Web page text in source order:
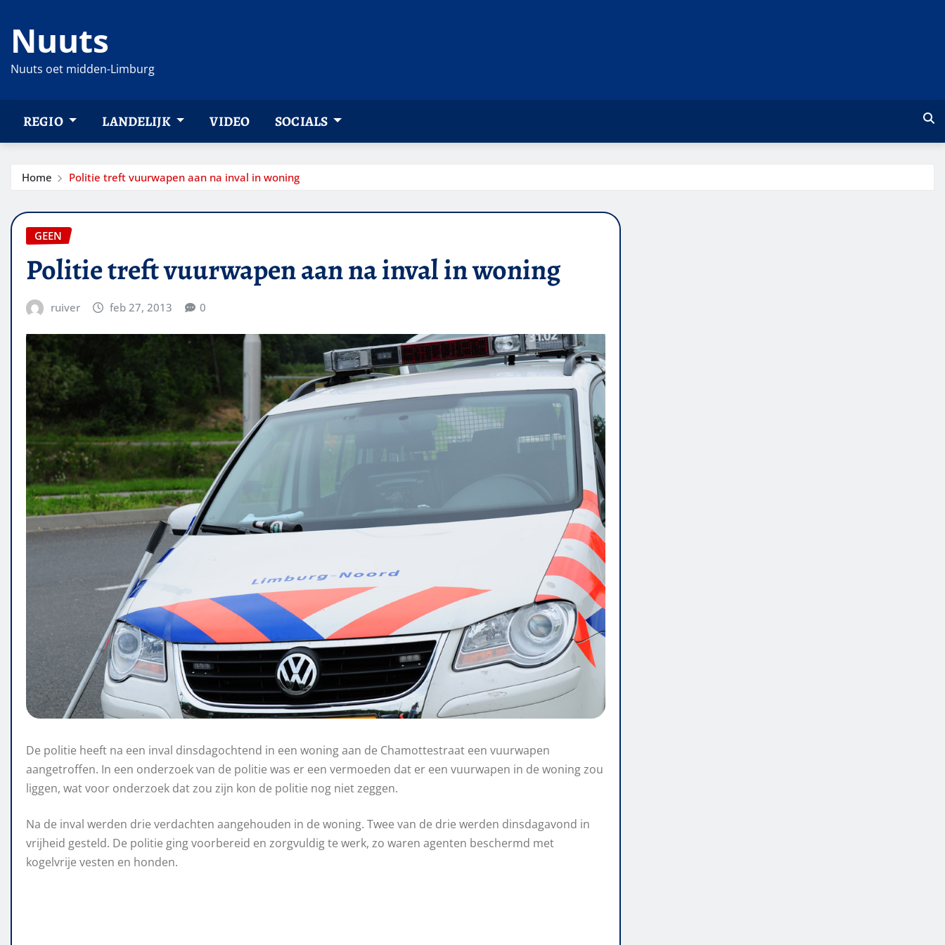
naar
inhoud
Nuuts
Nuuts oet midden-Limburg
REGIO LANDELIJK VIDEO SOCIALS
Home Politie treft vuurwapen aan na inval in woning
GEEN
Politie treft vuurwapen aan na inval in woning
ruiver feb 27, 2013 0
De politie heeft na een inval dinsdagochtend in een woning aan de Chamottestraat een vuurwapen
aangetroffen. In een onderzoek van de politie was er een vermoeden dat er een vuurwapen in de woning zou
liggen, wat voor onderzoek dat zou zijn kon de politie nog niet zeggen.
Na de inval werden drie verdachten aangehouden in de woning. Twee van de drie werden dinsdagavond in
vrijheid gesteld. De politie ging voorbereid en zorgvuldig te werk, zo waren agenten beschermd met
kogelvrije vesten en honden.